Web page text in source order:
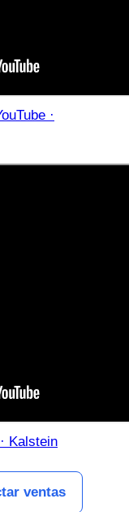
·
Kalstein
ventas